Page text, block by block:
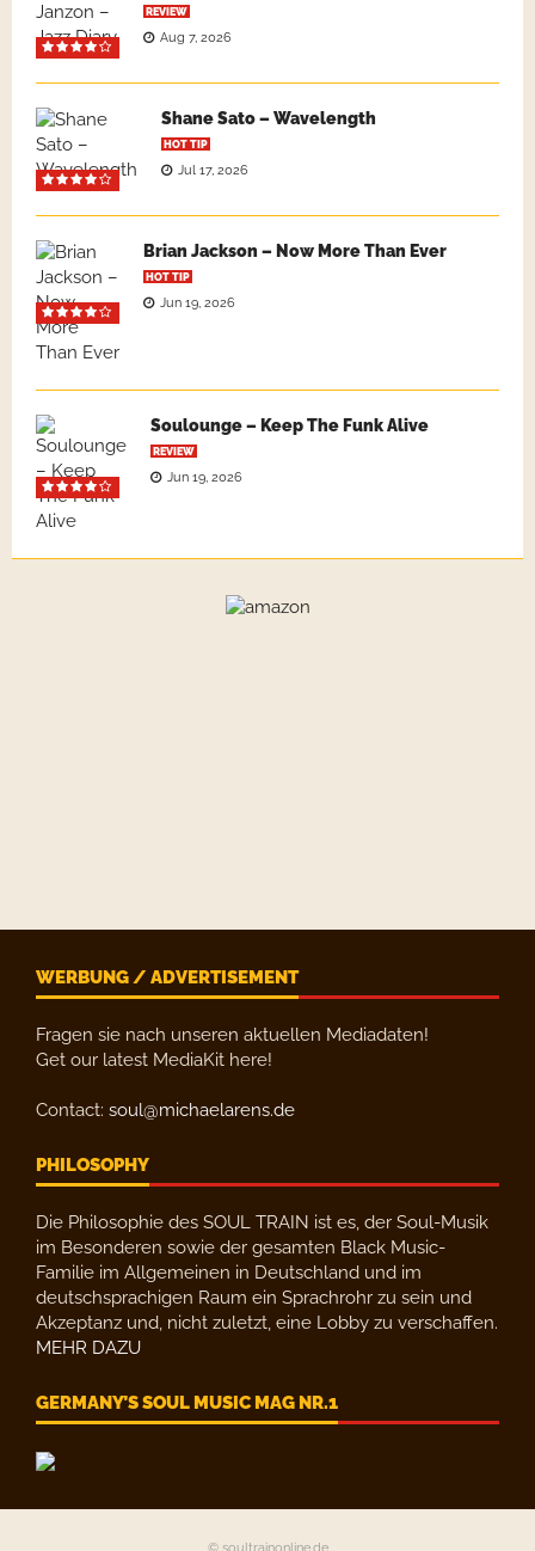
REVIEW
Aug 7, 2026
Shane Sato – Wavelength
HOT TIP
Jul 17, 2026
Brian Jackson – Now More Than Ever
HOT TIP
Jun 19, 2026
Soulounge – Keep The Funk Alive
REVIEW
Jun 19, 2026
WERBUNG / ADVERTISEMENT
Fragen sie nach unseren aktuellen Mediadaten!
Get our latest MediaKit here!
Contact: soul@michaelarens.de
PHILOSOPHY
Die Philosophie des SOUL TRAIN ist es, der Soul-Musik
im Besonderen sowie der gesamten Black Music-
Familie im Allgemeinen in Deutschland und im
deutschsprachigen Raum ein Sprachrohr zu sein und
Akzeptanz und, nicht zuletzt, eine Lobby zu verschaffen.
MEHR DAZU
GERMANY’S SOUL MUSIC MAG NR.1
© soultrainonline.de